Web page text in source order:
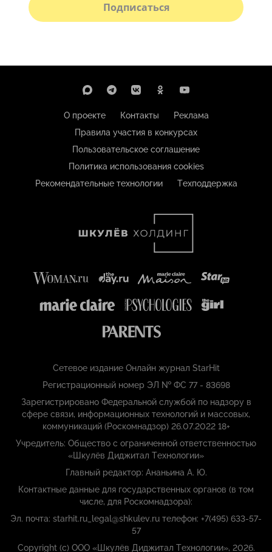
Подписаться
О проекте Контакты
Реклама
Правила участия в конкурсах
Пользовательское соглашение
Политика использования cookies
Рекомендательные технологии
Техподдержка
Сетевое издание Онлайн журнал StarHit
Регистрационный номер ЭЛ № ФС 77 - 83698
Зарегистрировано Федеральной службой по надзору в
сфере связи, информационных технологий и массовых,
коммуникаций (Роскомнадзор) 26.07.2022 18+
Учредитель: Общество с ограниченной ответственностью
«Шкулёв Диджитал Технологии»
Главный редактор: Ананьина А. Ю.
Контактные данные для государственных органов (в том
числе, для Роскомнадзора):
Эл. почта: starhit.ru_legal@shkulev.ru телефон: +7(495) 633-57-
57
Copyright (с) ООО «Шкулёв Диджитал Технологии», 2026.